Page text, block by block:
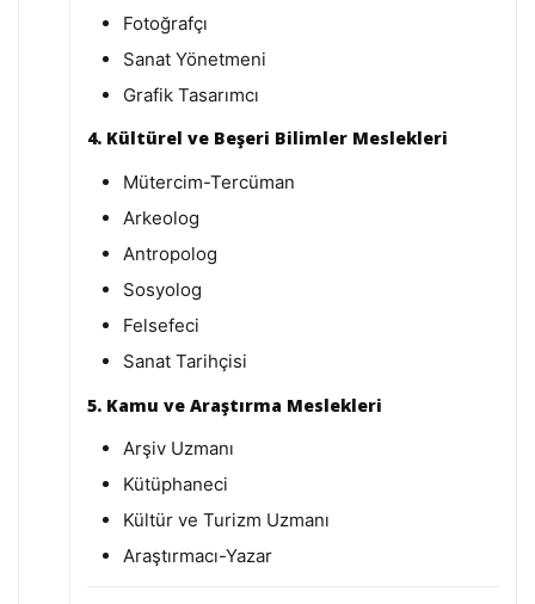
Fotoğrafçı
Sanat Yönetmeni
Grafik Tasarımcı
4. Kültürel ve Beşeri Bilimler Meslekleri
Mütercim-Tercüman
Arkeolog
Antropolog
Sosyolog
Felsefeci
Sanat Tarihçisi
5. Kamu ve Araştırma Meslekleri
Arşiv Uzmanı
Kütüphaneci
Kültür ve Turizm Uzmanı
Araştırmacı-Yazar